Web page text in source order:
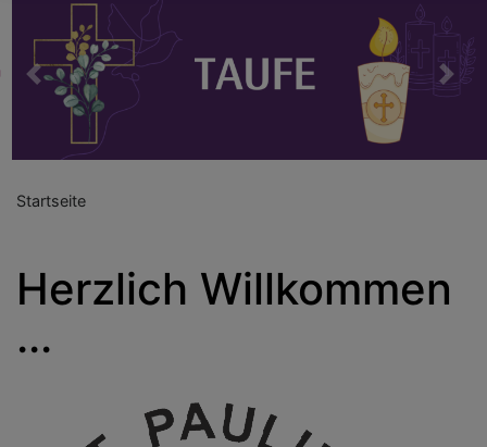
Previous Next
Startseite
Herzlich Willkommen
...